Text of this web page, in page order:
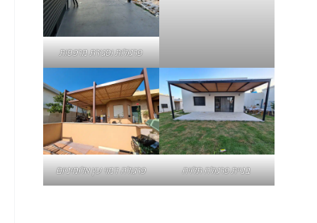
פרגולות וסגירת מרפסות
בניית פרגולה תלויה פרגולה דמוי עץ אלומיניום